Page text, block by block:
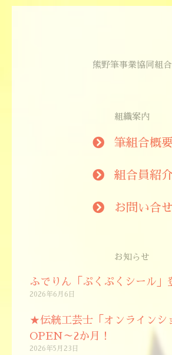
熊野筆事業協同組合
組織案内
筆組合概
組合員紹
お問い合せ
お知らせ
ふでりん「ぷくぷくシール」
2026年6月6日
★伝統工芸士「オンライン
OPEN～2か月！
2026年5月23日